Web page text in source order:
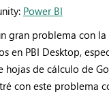
Power BI
gran problema con
en PBI Desktop,
hojas de cálculo de
con este problema